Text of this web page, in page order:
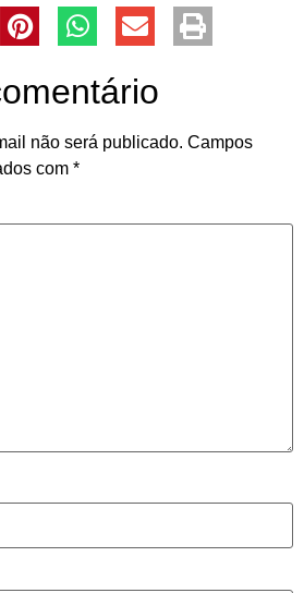
não será publicado. Campos
com *